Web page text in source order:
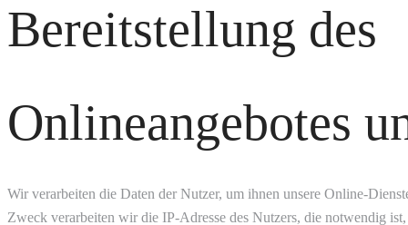
Bereitstellung des
Onlineangebotes
Wir verarbeiten die Daten der Nutzer, um ihnen unsere Online-
Zweck verarbeiten wir die IP-Adresse des Nutzers, die notwendig